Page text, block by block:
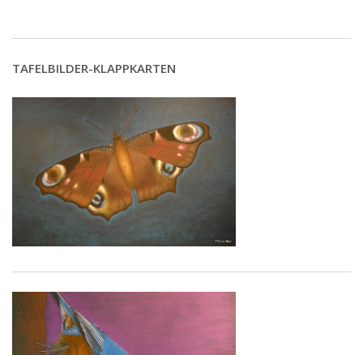
TAFELBILDER-KLAPPKARTEN